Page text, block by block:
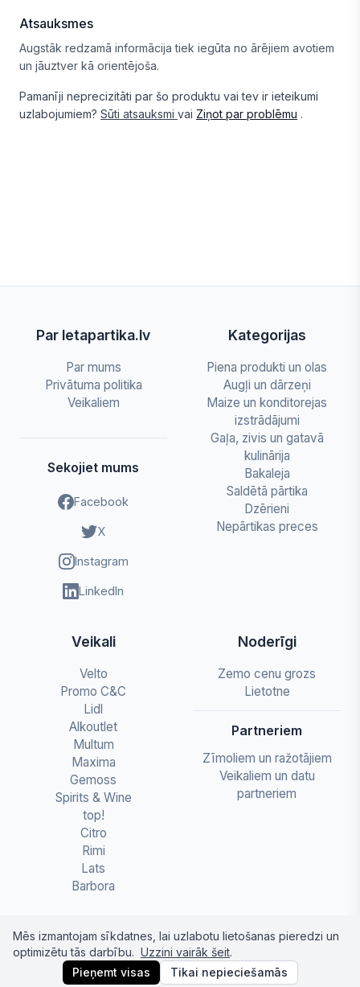
Atsauksmes
Augstāk redzamā informācija tiek iegūta no ārējiem avotiem
un jāuztver kā orientējoša.
Pamanīji neprecizitāti par šo produktu vai tev ir ieteikumi
uzlabojumiem? Sūti atsauksmi vai Ziņot par problēmu .
Par letapartika.lv
Par mums
Privātuma politika
Veikaliem
Sekojiet mums
Facebook
X
Instagram
LinkedIn
Kategorijas
Piena produkti un olas
Augļi un dārzeņi
Maize un konditorejas
izstrādājumi
Gaļa, zivis un gatavā
kulinārija
Bakaleja
Saldētā pārtika
Dzērieni
Nepārtikas preces
Veikali
Velto
Promo C&C
Lidl
Alkoutlet
Multum
Maxima
Gemoss
Spirits & Wine
top!
Citro
Rimi
Lats
Barbora
Noderīgi
Zemo cenu grozs
Lietotne
Partneriem
Zīmoliem un ražotājiem
Veikaliem un datu
partneriem
© 2026 letapartika.lv - Pārtikas cenu salīdzinājumi
Mēs izmantojam sīkdatnes, lai uzlabotu lietošanas pieredzi un
optimizētu tās darbību. Uzzini vairāk šeit.
Pieņemt visas
Tikai nepieciešamās